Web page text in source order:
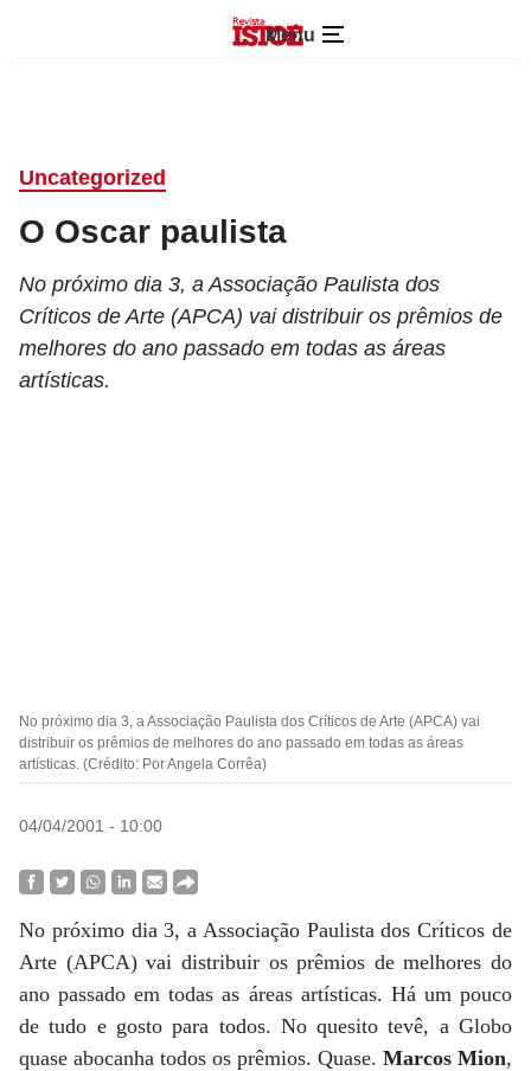
Menu
Uncategorized
O Oscar paulista
No próximo dia 3, a Associação Paulista dos
Críticos de Arte (APCA) vai distribuir os prêmios de
melhores do ano passado em todas as áreas
artísticas.
No próximo dia 3, a Associação Paulista dos Críticos de Arte (APCA) vai
distribuir os prêmios de melhores do ano passado em todas as áreas
artísticas. (Crédito: Por Angela Corrêa)
04/04/2001 - 10:00
No próximo dia 3, a Associação Paulista dos Críticos de
Arte (APCA) vai distribuir os prêmios de melhores do
ano passado em todas as áreas artísticas. Há um pouco
de tudo e gosto para todos. No quesito tevê, a Globo
quase abocanha todos os prêmios. Quase. Marcos Mion,